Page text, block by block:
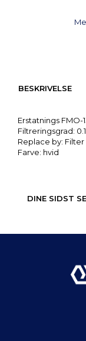
BESKRIVELSE
Erstatnings
Filtreringsgrad:
Replace by:
Farve: hvid
DINE SIDST